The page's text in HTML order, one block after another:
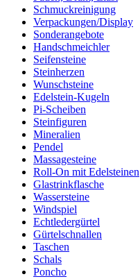
Schmuckreinigung
Verpackungen/Display
Sonderangebote
Handschmeichler
Seifensteine
Steinherzen
Wunschsteine
Edelstein-Kugeln
Pi-Scheiben
Steinfiguren
Mineralien
Pendel
Massagesteine
Roll-On mit Edelsteinen
Glastrinkflasche
Wassersteine
Windspiel
Echtledergürtel
Gürtelschnallen
Taschen
Schals
Poncho